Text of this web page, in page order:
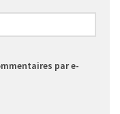
par e-